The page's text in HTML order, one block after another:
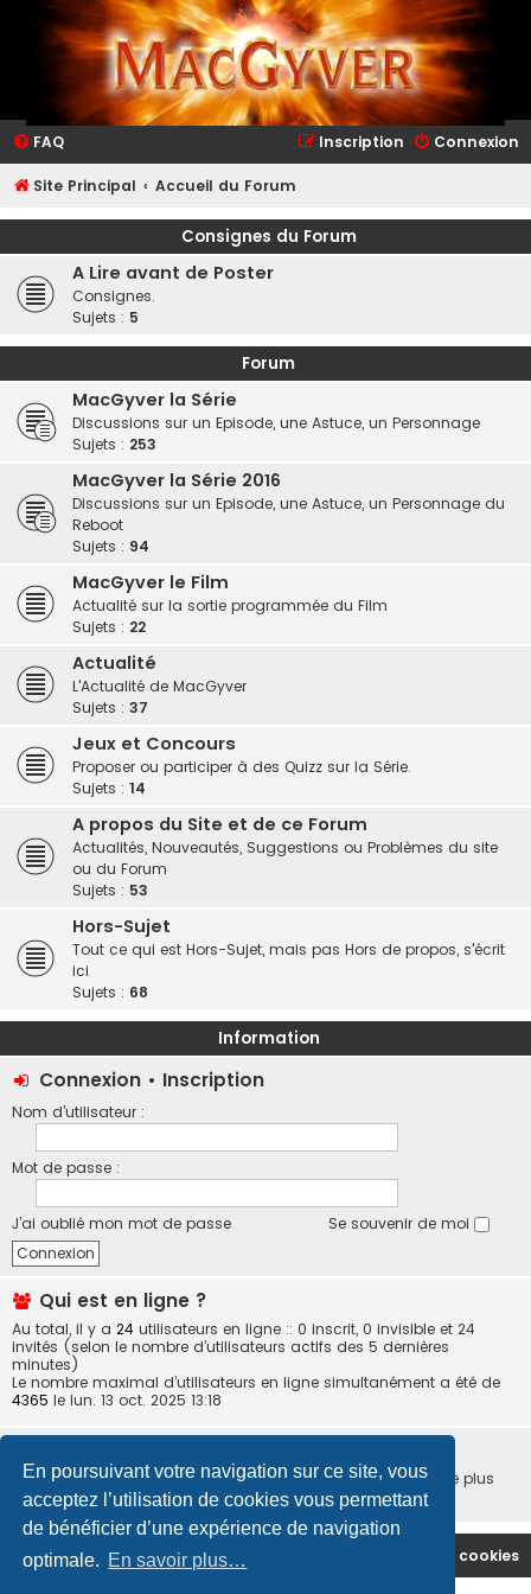
En poursuivant votre navigation sur ce site, vous
acceptez l’utilisation de cookies vous permettant
de bénéficier d’une expérience de navigation
optimale. En savoir plus…
FAQ Connexion
Inscription
Site Principal Accueil du Forum
Consignes du Forum
A Lire avant de Poster
Consignes.
Sujets : 5
Forum
MacGyver la Série
Discussions sur un Episode, une Astuce, un Personnage
Sujets : 253
MacGyver la Série 2016
Discussions sur un Episode, une Astuce, un Personnage du
Reboot
Sujets : 94
MacGyver le Film
Actualité sur la sortie programmée du Film
Sujets : 22
Actualité
L'Actualité de MacGyver
Sujets : 37
Jeux et Concours
Proposer ou participer à des Quizz sur la Série.
Sujets : 14
A propos du Site et de ce Forum
Actualités, Nouveautés, Suggestions ou Problèmes du site
ou du Forum
Sujets : 53
Hors-Sujet
Tout ce qui est Hors-Sujet, mais pas Hors de propos, s'écrit
ici
Sujets : 68
Information
Connexion • Inscription
Nom d’utilisateur :
Mot de passe :
J’ai oublié mon mot de passe Se souvenir de moi
Qui est en ligne ?
Au total, il y a 24 utilisateurs en ligne :: 0 inscrit, 0 invisible et 24
invités (selon le nombre d’utilisateurs actifs des 5 dernières
minutes)
Le nombre maximal d’utilisateurs en ligne simultanément a été de
4365 le lun. 13 oct. 2025 13:18
5411messages •540sujets •63membres • Notre membre le plus
récent estwagba
Site Principal Accueil du Forum Supprimer les cookies